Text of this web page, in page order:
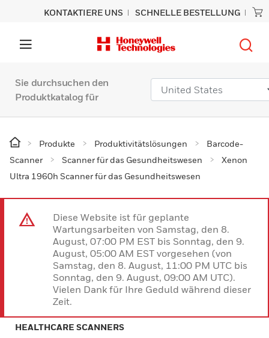
KONTAKTIERE UNS SCHNELLE BESTELLUNG
Sie durchsuchen den
Produktkatalog für
Produkte Produktivitätslösungen
Barcode-
Scanner
Scanner für das Gesundheitswesen
Xenon
Ultra 1960h Scanner für das Gesundheitswesen
Diese Website ist für geplante
Wartungsarbeiten von Samstag, den 8.
August, 07:00 PM EST bis Sonntag, den 9.
August, 05:00 AM EST vorgesehen (von
Samstag, den 8. August, 11:00 PM UTC bis
Sonntag, den 9. August, 09:00 AM UTC).
Vielen Dank für Ihre Geduld während dieser
Zeit.
HEALTHCARE SCANNERS